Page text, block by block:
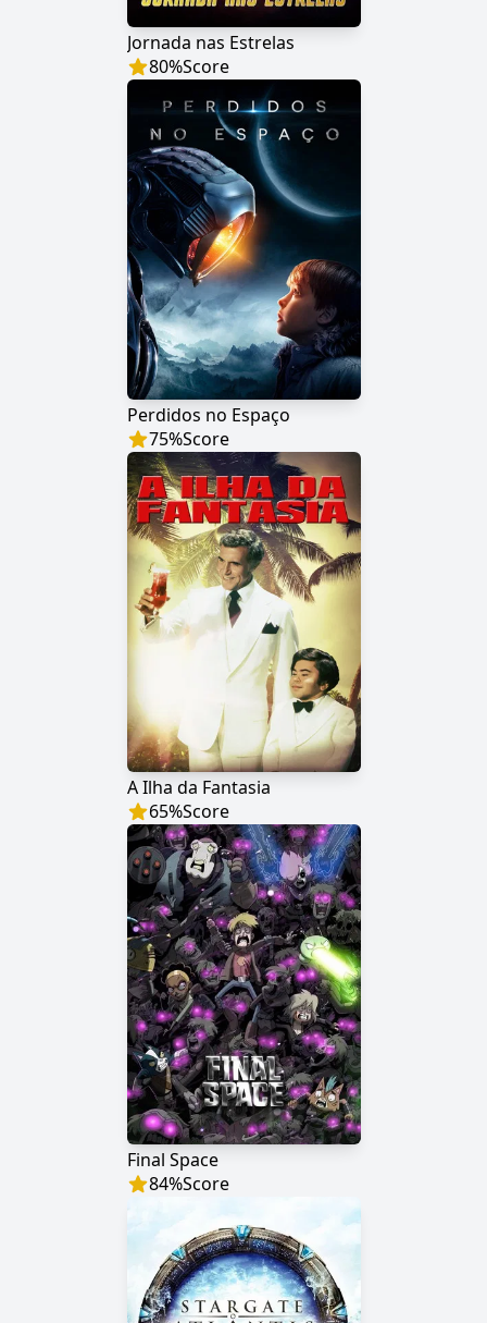
Jornada nas Estrelas
80%Score
Perdidos no Espaço
75%Score
A Ilha da Fantasia
65%Score
Final Space
84%Score